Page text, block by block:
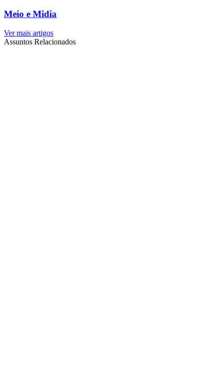
Meio e Midia
Ver mais artigos
Assuntos Relacionados